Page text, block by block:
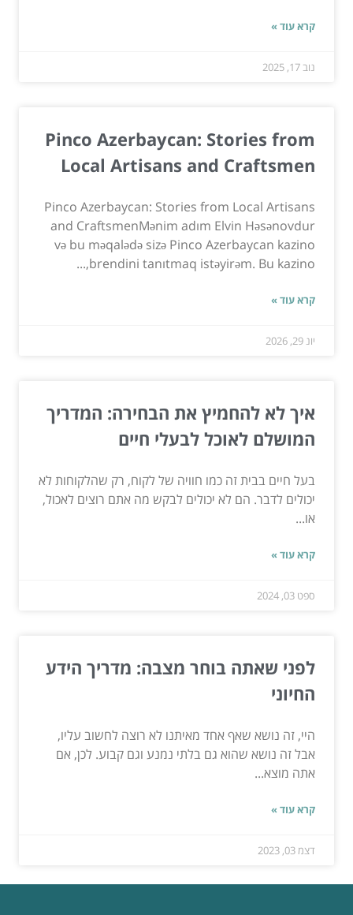
קרא עוד »
נוב 17, 2025
Pinco Azerbaycan: Stories from
Local Artisans and Craftsmen
Pinco Azerbaycan: Stories from Local Artisans
and CraftsmenMənim adım Elvin Həsənovdur
və bu məqalədə sizə Pinco Azerbaycan kazino
brendini tanıtmaq istəyirəm. Bu kazino,...
קרא עוד »
יונ 29, 2026
איך לא להחמיץ את הבחירה: המדריך
המושלם לאוכל לבעלי חיים
בעל חיים בבית זה כמו חוויה של לקוח, רק שהלקוחות לא
יכולים לדבר. הם לא יכולים לבקש מה אתם רוצים לאכול,
או...
קרא עוד »
ספט 03, 2024
לפני שאתה בוחר מצבה: מדריך הידע
החיוני
היי, זה נושא שאף אחד מאיתנו לא רוצה לחשוב עליו,
אבל זה נושא שהוא גם בלתי נמנע וגם קבוע. לכן, אם
אתה מוצא...
קרא עוד »
דצמ 03, 2023